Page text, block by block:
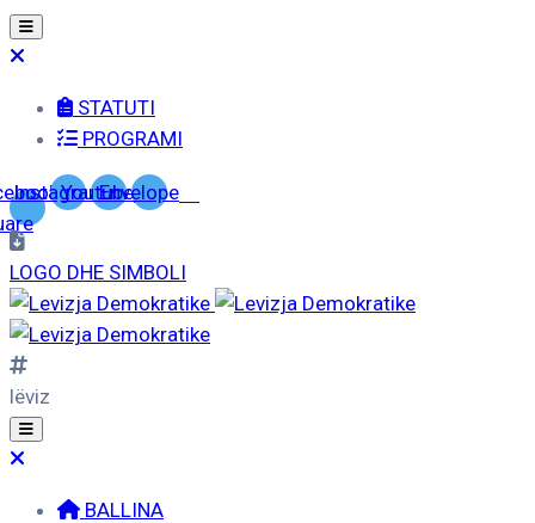
STATUTI
PROGRAMI
Instagram
YoutubeEnvelope
LOGO DHE SIMBOLI
lëviz
BALLINA